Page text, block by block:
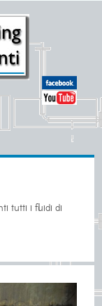
tutti i fluidi di